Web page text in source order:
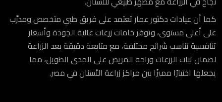
كما أن عيادات دكتور عمار تعتمد على فريق طبي متخصص ومدرَّب
على أعلى مستوى، وتوفر خامات زرعات عالية الجودة وأسعار
تنافسية تناسب شرائح مختلفة، مع متابعة دقيقة بعد الزراعة
لضمان ثبات الزرعات وراحة المريض على المدى الطويل، مما
يجعلها اختيارًا مميزًا بين مراكز زراعة الأسنان في مصر.